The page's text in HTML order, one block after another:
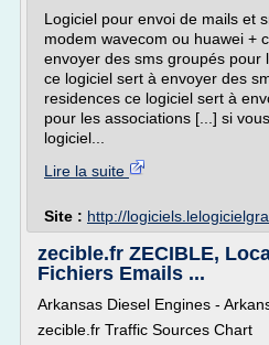
Logiciel pour envoi de mails et
modem wavecom ou huawei +
envoyer des sms groupés pour
ce logiciel sert à envoyer des
residences ce logiciel sert à
pour les associations [...] si
logiciel...
Lire la suite
Site : http://
zecible.fr ZECIBLE,
Fichiers Emails ...
Arkansas Diesel Engines -
zecible.fr Traffic Sources Chart